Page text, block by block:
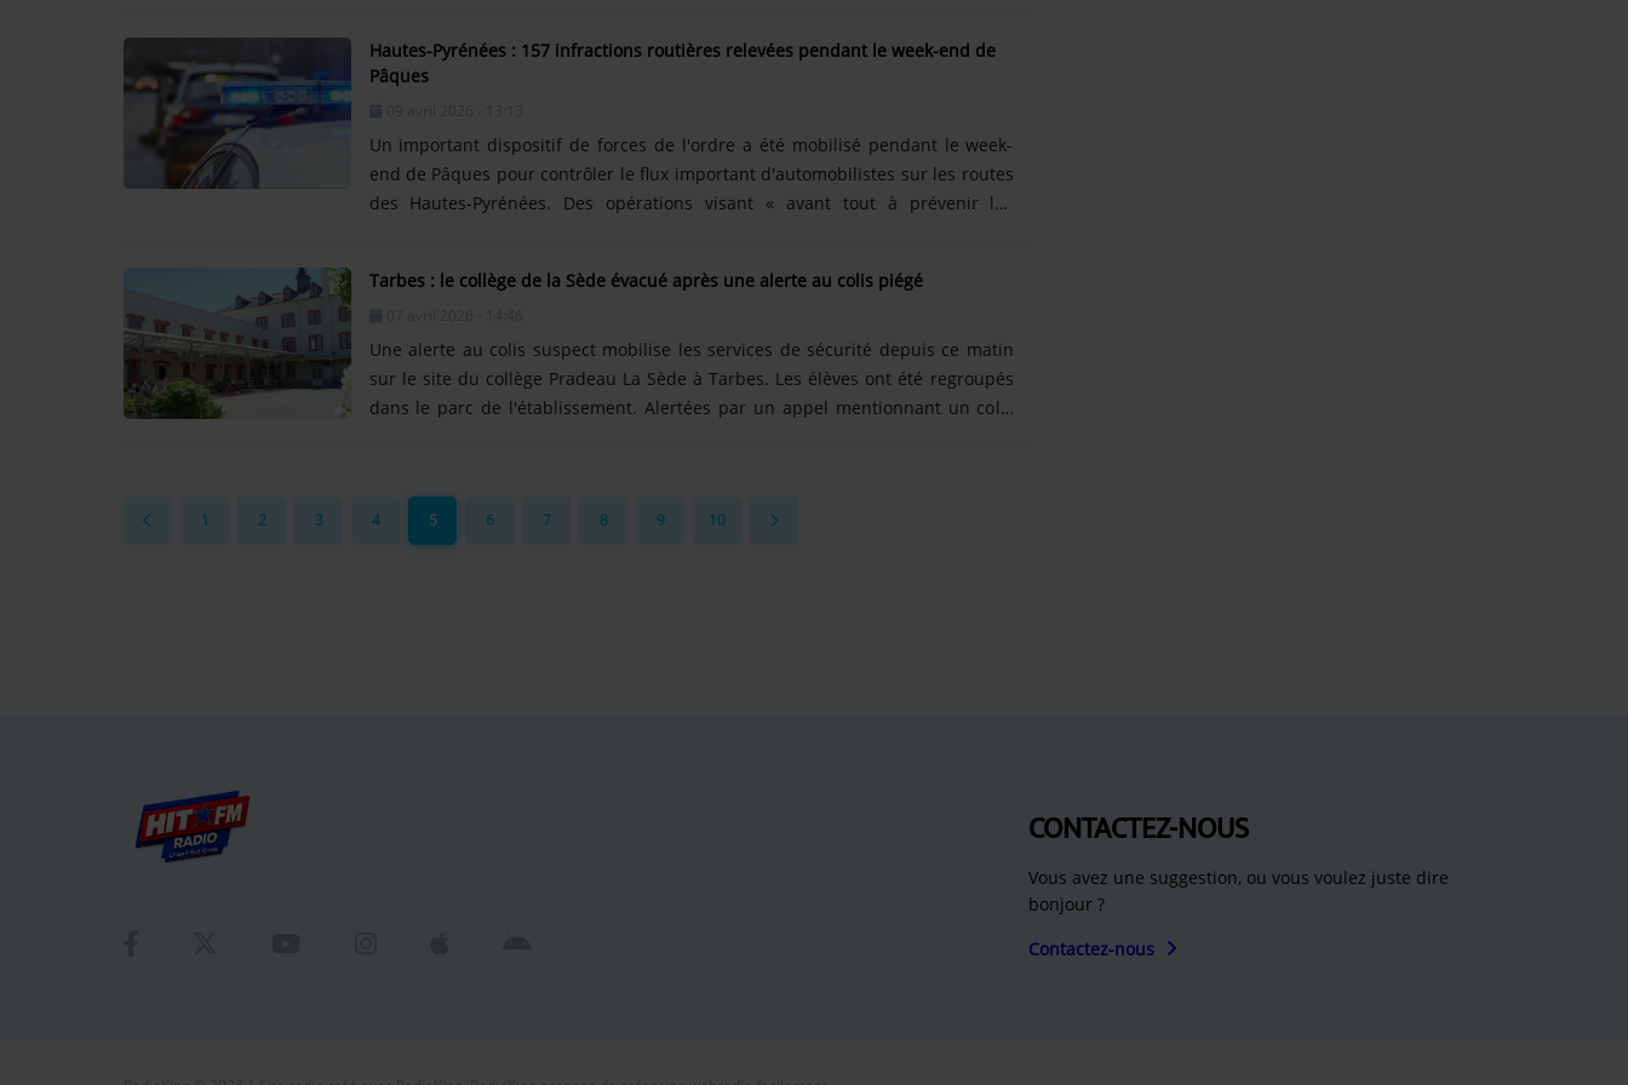
trentenaire et une sexagénaire. Cette dernière était grièvement blessée. Les
deux victimes ont été transportées au centre hospitalier de Tarbes. Deux
Hautes-Pyrénées : 157 infractions routières relevées pendant le week-end de
Pâques
Un important dispositif de forces de l'ordre a été mobilisé pendant le week-
end de Pâques pour contrôler le flux important d'automobilistes sur les routes
des Hautes-Pyrénées. Des opérations visant « avant tout à prévenir les
relevées sur l'ensemble du département, dont 76 excès de vitesse. Soit près de
Tarbes : le collège de la Sède évacué après une alerte au colis piégé
Une alerte au colis suspect mobilise les services de sécurité depuis ce matin
sur le site du collège Pradeau La Sède à Tarbes. Les élèves ont été regroupés
dans le parc de l'établissement. Alertées par un appel mentionnant un colis
alors que les vérifications d'usages étaient menées afin de lever le doute sur le
danger. Elèves et enseignants ont procédé dans le calme......
1 2 3 4 5 6 7 8 9 10
CONTACTEZ-NOUS
Vous avez une suggestion, ou vous voulez juste dire
bonjour ?
Contactez-nous